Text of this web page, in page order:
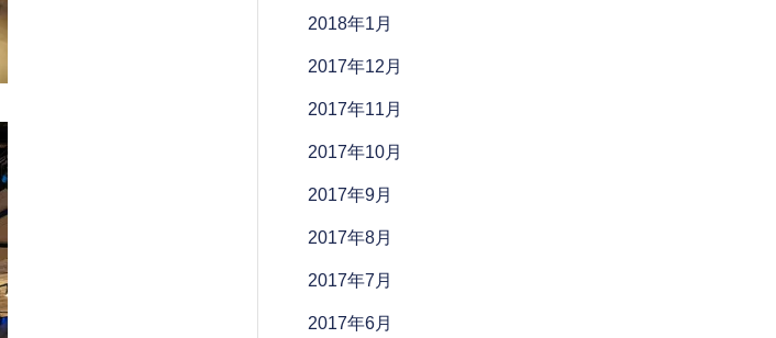
2018年1月
2017年12月
2017年11月
2017年10月
2017年9月
2017年8月
2017年7月
2017年6月